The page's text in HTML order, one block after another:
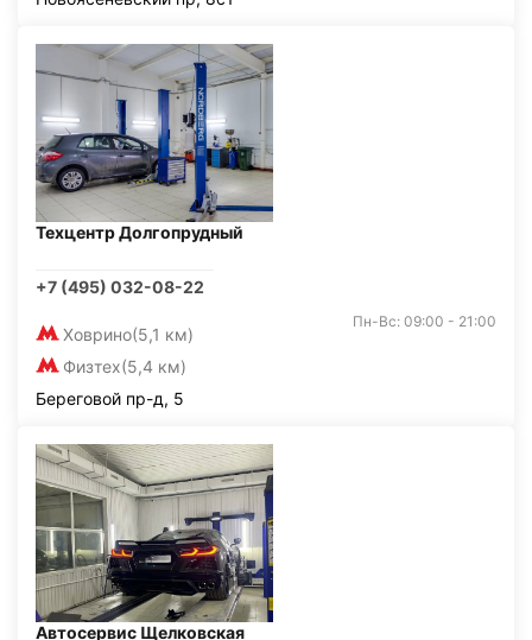
Техцентр Долгопрудный
+7 (495) 032-08-22
Ховрино(5,1 км)
Физтех(5,4 км)
Пн-Вс: 09:00 - 21:00
Береговой пр-д, 5
Автосервис Щелковская